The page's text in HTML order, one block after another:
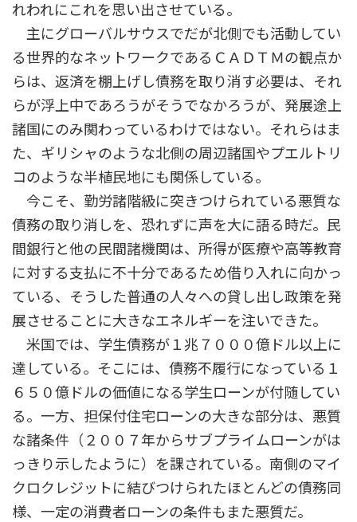
れわれにこれを思い出させている。
主にグローバルサウスでだが北側でも活動してい
る世界的なネットワークであるＣＡＤＴＭの観点か
らは、返済を棚上げし債務を取り消す必要は、それ
らが浮上中であろうがそうでなかろうが、発展途上
諸国にのみ関わっているわけではない。それらはま
た、ギリシャのような北側の周辺諸国やプエルトリ
コのような半植民地にも関係している。
今こそ、勤労諸階級に突きつけられている悪質な
債務の取り消しを、恐れずに声を大に語る時だ。民
間銀行と他の民間諸機関は、所得が医療や高等教育
に対する支払に不十分であるため借り入れに向かっ
ている、そうした普通の人々への貸し出し政策を発
展させることに大きなエネルギーを注いできた。
米国では、学生債務が１兆７０００億ドル以上に
達している。そこには、債務不履行になっている１
６５０億ドルの価値になる学生ローンが付随してい
る。一方、担保付住宅ローンの大きな部分は、悪質
な諸条件（２００７年からサブプライムローンがは
っきり示したように）を課されている。南側のマイ
クロクレジットに結びつけられたほとんどの債務同
様、一定の消費者ローンの条件もまた悪質だ。